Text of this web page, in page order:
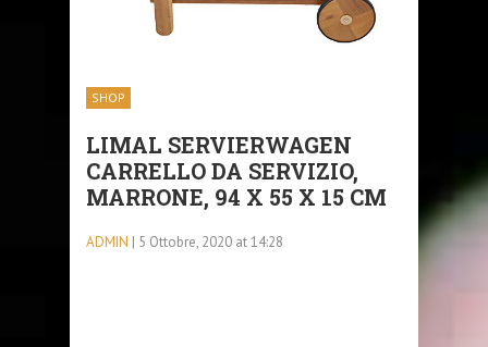
SHOP
LIMAL SERVIERWAGEN
CARRELLO DA SERVIZIO,
MARRONE, 94 X 55 X 15 CM
ADMIN | 5 Ottobre, 2020 at 14:28